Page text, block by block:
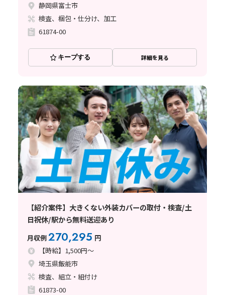
静岡県富士市
検査、梱包・仕分け、加工
61874-00
キープする 詳細を見る
【紹介案件】大きくない外装カバーの取付・検査/土
日祝休/駅から無料送迎あり
月収例270,295 円
【時給】1,500円～
埼玉県飯能市
検査、組立・組付け
61873-00